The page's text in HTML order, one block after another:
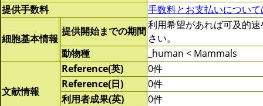
提供手数料 手数料とお支払いについ
細胞基本情報
提供開始までの期間利用希望があれば可及的
さい。
動物種
_human < Mammals
文献情報
Reference(英)
0件
Reference(日)
0件
利用者成果(英)
0件